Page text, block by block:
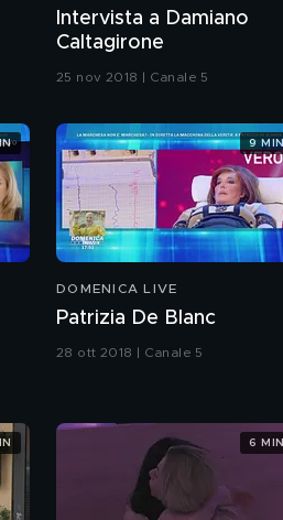
Intervista a Damiano
Caltagirone
25 nov 2018 | Canale 5
DOMENICA LIVE
Patrizia De Blanc
28 ott 2018 | Canale 5
9 MIN
6 MIN